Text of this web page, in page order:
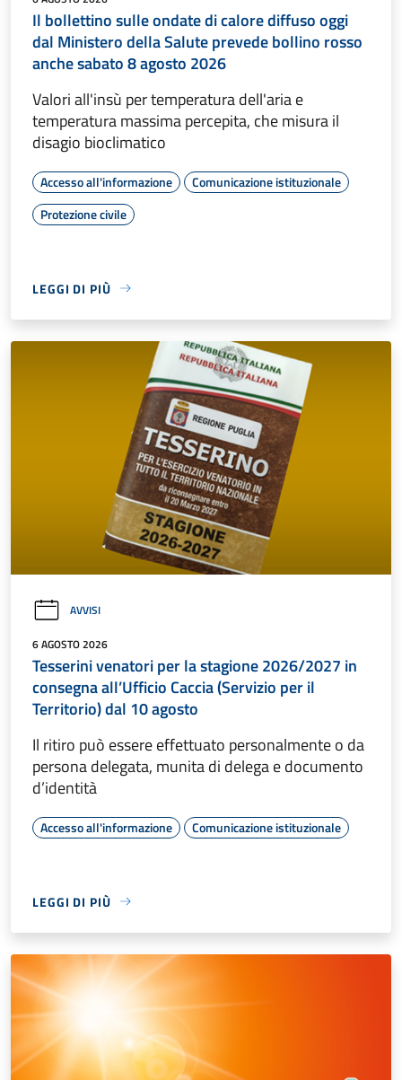
Il bollettino sulle ondate di calore diffuso oggi
dal Ministero della Salute prevede bollino rosso
anche sabato 8 agosto 2026
Valori all'insù per temperatura dell'aria e
temperatura massima percepita, che misura il
disagio bioclimatico
Accesso all'informazione
Comunicazione istituzionale
Protezione civile
LEGGI DI PIÙ
AVVISI
6 AGOSTO 2026
Tesserini venatori per la stagione 2026/2027 in
consegna all’Ufficio Caccia (Servizio per il
Territorio) dal 10 agosto
Il ritiro può essere effettuato personalmente o da
persona delegata, munita di delega e documento
d’identità
Accesso all'informazione Comunicazione istituzionale
LEGGI DI PIÙ